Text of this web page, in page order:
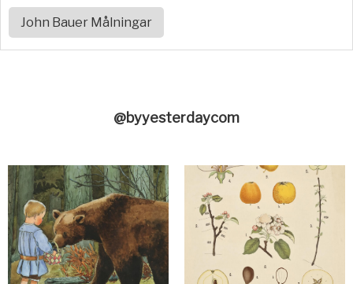
John Bauer Målningar
@byyesterdaycom